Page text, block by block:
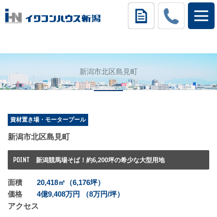
新潟市北区島見町
資材置き場・モータープール
新潟市北区島見町
POINT 新潟競馬場そば！約6,200坪の希少な大型用地
面積
20,418㎡（6,176坪）
価格
4億9,408万円 （8万円/坪）
アクセス